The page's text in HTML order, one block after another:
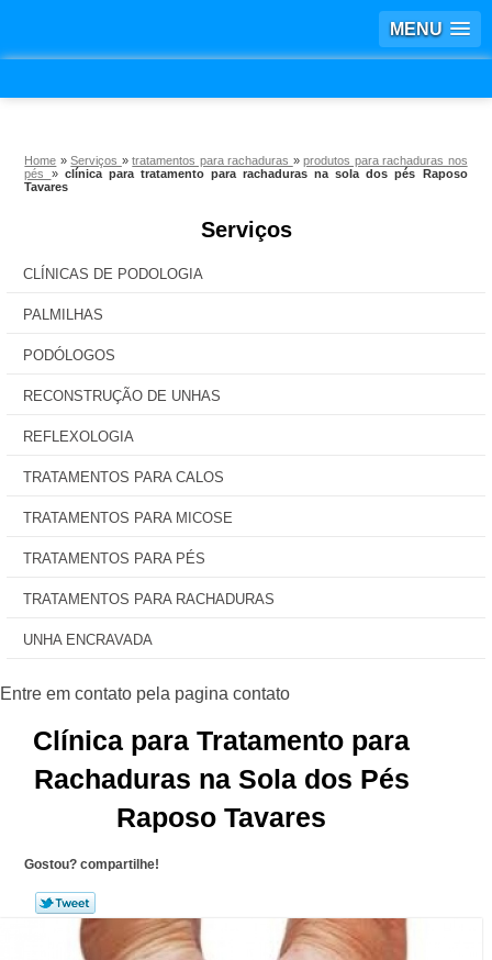
MENU
Home »Serviços »tratamentos para rachaduras »produtos para rachaduras nos
pés » clínica para tratamento para rachaduras na sola dos pés Raposo
Tavares
Serviços
CLÍNICAS DE PODOLOGIA
PALMILHAS
PODÓLOGOS
RECONSTRUÇÃO DE UNHAS
REFLEXOLOGIA
TRATAMENTOS PARA CALOS
TRATAMENTOS PARA MICOSE
TRATAMENTOS PARA PÉS
TRATAMENTOS PARA RACHADURAS
UNHA ENCRAVADA
Clínica para Tratamento para
Rachaduras na Sola dos Pés
Raposo Tavares
Gostou? compartilhe!